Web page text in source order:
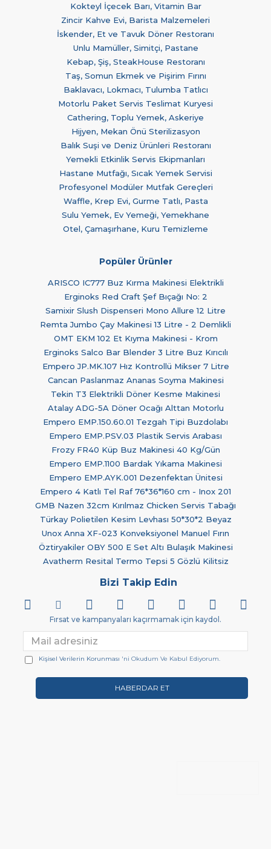
Kokteyl İçecek Barı, Vitamin Bar
Zincir Kahve Evi, Barista Malzemeleri
İskender, Et ve Tavuk Döner Restoranı
Unlu Mamüller, Simitçi, Pastane
Kebap, Şiş, SteakHouse Restoranı
Taş, Somun Ekmek ve Pişirim Fırını
Baklavacı, Lokmacı, Tulumba Tatlıcı
Motorlu Paket Servis Teslimat Kuryesi
Cathering, Toplu Yemek, Askeriye
Hijyen, Mekan Önü Sterilizasyon
Balık Suşi ve Deniz Ürünleri Restoranı
Yemekli Etkinlik Servis Ekipmanları
Hastane Mutfağı, Sıcak Yemek Servisi
Profesyonel Modüler Mutfak Gereçleri
Waffle, Krep Evi, Gurme Tatlı, Pasta
Sulu Yemek, Ev Yemeği, Yemekhane
Otel, Çamaşırhane, Kuru Temizleme
Popüler Ürünler
ARISCO IC777 Buz Kırma Makinesi Elektrikli
Erginoks Red Craft Şef Bıçağı No: 2
Samixir Slush Dispenseri Mono Allure 12 Litre
Remta Jumbo Çay Makinesi 13 Litre - 2 Demlikli
OMT EKM 102 Et Kıyma Makinesi - Krom
Erginoks Salco Bar Blender 3 Litre Buz Kırıcılı
Empero JP.MK.107 Hız Kontrollü Mikser 7 Litre
Cancan Paslanmaz Ananas Soyma Makinesi
Tekin T3 Elektrikli Döner Kesme Makinesi
Atalay ADG-5A Döner Ocağı Alttan Motorlu
Empero EMP.150.60.01 Tezgah Tipi Buzdolabı
Empero EMP.PSV.03 Plastik Servis Arabası
Frozy FR40 Küp Buz Makinesi 40 Kg/Gün
Empero EMP.1100 Bardak Yıkama Makinesi
Empero EMP.AYK.001 Dezenfektan Ünitesi
Empero 4 Katlı Tel Raf 76*36*160 cm - Inox 201
GMB Nazen 32cm Kırılmaz Chicken Servis Tabağı
Türkay Polietilen Kesim Levhası 50*30*2 Beyaz
Unox Anna XF-023 Konveksiyonel Manuel Fırın
Öztiryakiler OBY 500 E Set Altı Bulaşık Makinesi
Avatherm Resital Termo Tepsi 5 Gözlü Kilitsiz
Bizi Takip Edin
Fırsat ve kampanyaları kaçırmamak için kaydol.
HABERDAR ET
Kişisel Verilerin Korunması 'ni Okudum Ve Kabul Ediyorum.